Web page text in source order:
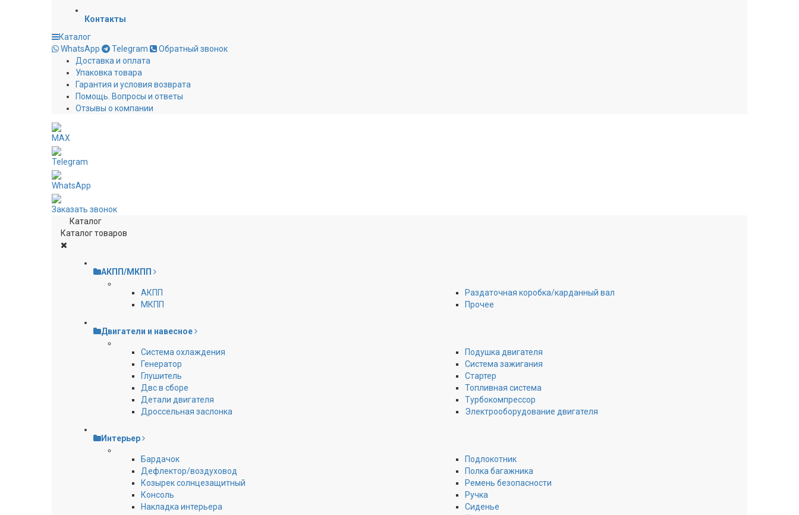
Контакты
Каталог
WhatsApp
Telegram
Обратный звонок
Доставка и оплата
Упаковка товара
Гарантия и условия возврата
Помощь. Вопросы и ответы
Отзывы о компании
MAX
Telegram
WhatsApp
Заказать звонок
Каталог
Каталог товаров
АКПП/МКПП
АКПП
МКПП
Раздаточная коробка/карданный вал
Прочее
Двигатели и навесное
Cистема охлаждения
Генератор
Глушитель
Двс в сборе
Детали двигателя
Дроссельная заслонка
Подушка двигателя
Система зажигания
Стартер
Топливная система
Турбокомпрессор
Электрооборудование двигателя
Интерьер
Бардачок
Дефлектор/воздуховод
Козырек солнцезащитный
Консоль
Накладка интерьера
Подлокотник
Полка багажника
Ремень безопасности
Ручка
Сиденье